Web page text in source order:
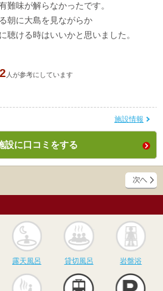
難味が解らなかったです。
朝に大島を見ながらか
聴ける時はいいかと思いました。
2 人が参考にしています
施設情報
設に口コミをする
け流し 露天風呂
露天風呂
貸切風呂
貸切風呂 岩盤浴
サウナ